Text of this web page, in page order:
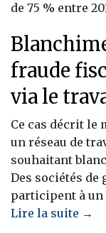
de 75 % entre
fraude
via le
Ce cas décrit le
un réseau de
souhaitant
Des sociétés de
participent à un
Lire la suite →